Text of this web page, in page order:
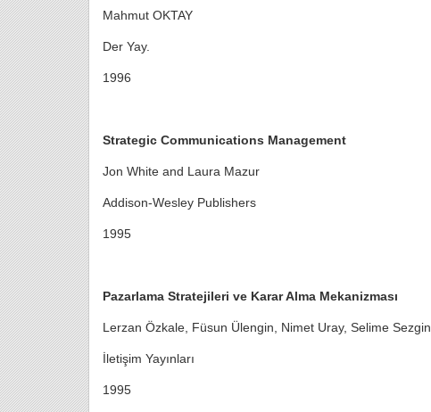
Mahmut OKTAY
Der Yay.
1996
Strategic Communications Management
Jon White and Laura Mazur
Addison-Wesley Publishers
1995
Pazarlama Stratejileri ve Karar Alma Mekanizması
Lerzan Özkale, Füsun Ülengin, Nimet Uray, Selime Sezgin
İletişim Yayınları
1995